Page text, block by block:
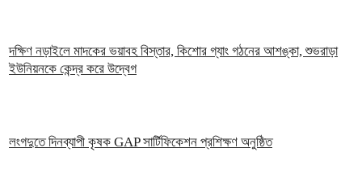
দক্ষিণ নড়াইলে মাদকের ভয়াবহ বিস্তার, কিশোর গ্যাং গঠনের আশঙ্কা, শুভরাড়া
ইউনিয়নকে কেন্দ্র করে উদ্বেগ
লংগদুতে দিনব্যাপী কৃষক GAP সার্টিফিকেশন প্রশিক্ষণ অনুষ্ঠিত